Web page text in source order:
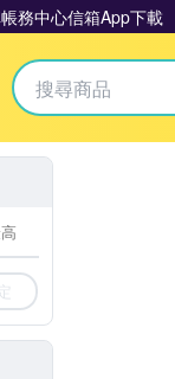
帳務中心信箱App下載
Yahoo拍賣